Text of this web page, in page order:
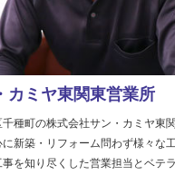
カミヤ東関東営業所
種町の株式会社サン・カミヤ東
新築・リフォーム問わず様々な
を知り尽くした営業担当とベテ